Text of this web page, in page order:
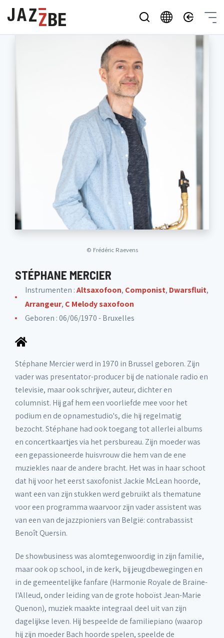
© Frédéric Raevens
STÉPHANE MERCIER
Instrumenten :Altsaxofoon, Componist, Dwarsfluit,
Arrangeur, C Melody saxofoon
Geboren : 06/06/1970 - Bruxelles
Stéphane Mercier werd in 1970 in Brussel geboren. Zijn
vader was presentator-producer bij de nationale radio en
televisie, maar ook schrijver, auteur, dichter en
columnist. Hij gaf hem een voorliefde mee voor het
podium en de opnamestudio's, die hij regelmatig
bezocht. Stéphane had ook toegang tot allerlei albums
en concertkaartjes via het persbureau. Zijn moeder was
een gepassioneerde huisvrouw die hem van de ene
muziekles naar de andere bracht. Het was in haar schoot
dat hij voor het eerst saxofonist Jackie McLean hoorde,
want een van zijn stukken werd gebruikt als thematune
voor een programma waarvoor zijn vader assistent was
van een van de jazzpioniers van België: contrabassist
Benoît Quersin.
De showbusiness was alomtegenwoordig in zijn familie,
maar ook op school, in de kerk, bij jeugdbewegingen en
in de gemeentelijke fanfare (Harmonie Royale de Braine-
l'Alleud, onder leiding van de grote hoboïst Jean-Marie
Quenon), muziek maakte integraal deel uit van zijn
dagelijkse leven. Hij bespeelde de familiepiano (waarop
hij zijn moeder Bach hoorde spelen, speelde de